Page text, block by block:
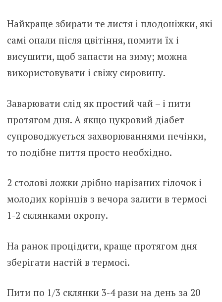
Найкраще збирати те листя і плодоніжки, які
самі опали після цвітіння, помити їх і
висушити, щоб запасти на зиму; можна
використовувати і свіжу сировину.
Заварювати слід як простий чай – і пити
протягом дня. А якщо цукровий діабет
супроводжується захворюваннями печінки,
то подібне пиття просто необхідно.
2 столові ложки дрібно нарізаних гілочок і
молодих корінців з вечора залити в термосі
1-2 склянками окропу.
На ранок процідити, краще протягом дня
зберігати настій в термосі.
Пити по 1/3 склянки 3-4 рази на день за 20